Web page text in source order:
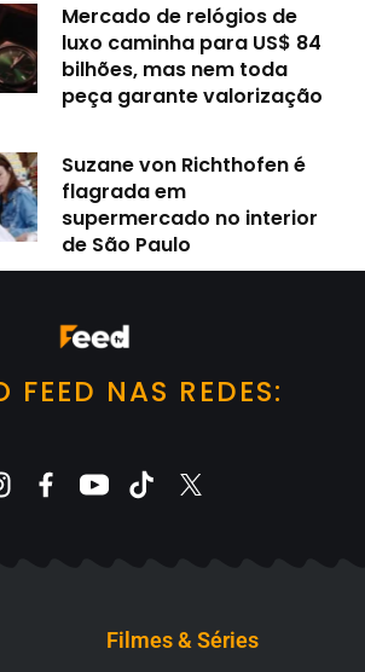
Mercado de relógios de
luxo caminha para US$ 84
bilhões, mas nem toda
peça garante valorização
Suzane von Richthofen é
flagrada em
supermercado no interior
de São Paulo
FEED NAS REDES:
Filmes & Séries